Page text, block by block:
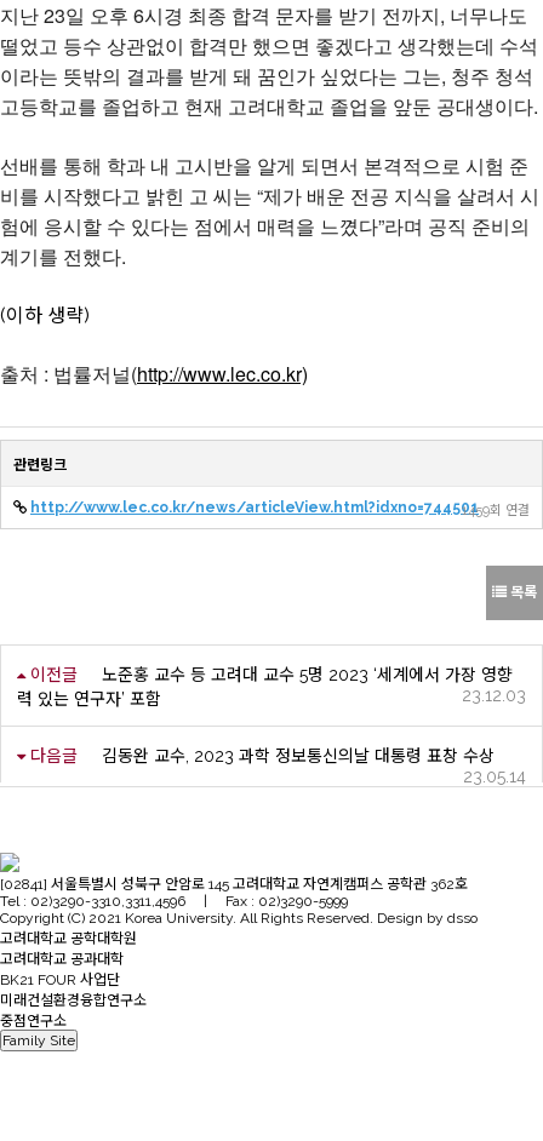
지난 23일 오후 6시경 최종 합격 문자를 받기 전까지, 너무나도
떨었고 등수 상관없이 합격만 했으면 좋겠다고 생각했는데 수석
이라는 뜻밖의 결과를 받게 돼 꿈인가 싶었다는 그는, 청주 청석
고등학교를 졸업하고 현재 고려대학교 졸업을 앞둔 공대생이다.
선배를 통해 학과 내 고시반을 알게 되면서 본격적으로 시험 준
비를 시작했다고 밝힌 고 씨는 “제가 배운 전공 지식을 살려서 시
험에 응시할 수 있다는 점에서 매력을 느꼈다”라며 공직 준비의
계기를 전했다.
(이하 생략)
출처 : 법률저널(http://www.lec.co.kr)
관련링크
http://www.lec.co.kr/news/articleView.html?idxno=7445011459회 연결
목록
이전글
노준홍 교수 등 고려대 교수 5명 2023 ‘세계에서 가장 영향
력 있는 연구자’ 포함
23.12.03
다음글
김동완 교수, 2023 과학 정보통신의날 대통령 표창 수상
23.05.14
[02841] 서울특별시 성북구 안암로 145 고려대학교 자연계캠퍼스 공학관 362호
Tel : 02)3290-3310,3311,4596 | Fax : 02)3290-5999
Copyright (C) 2021 Korea University. All Rights Reserved. Design by dsso
고려대학교 공학대학원
고려대학교 공과대학
BK21 FOUR 사업단
미래건설환경융합연구소
중점연구소
Family Site